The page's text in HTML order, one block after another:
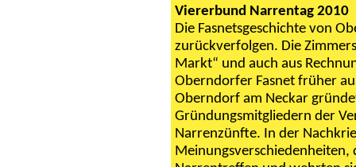
Viererbund Narrentag 2010
Die Fasnetsgeschichte von
zurückverfolgen. Die
Markt“ und auch aus
Oberndorfer Fasnet früher
Oberndorf am Neckar
Gründungsmitgliedern der
Narrenzünfte. In der